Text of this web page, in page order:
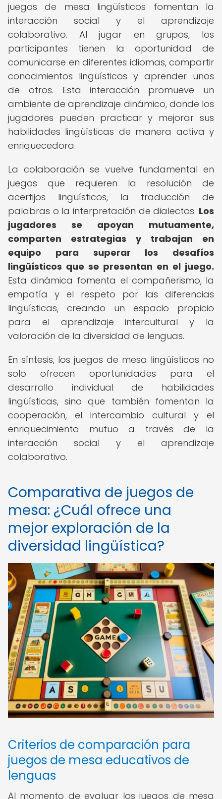
juegos de mesa lingüísticos fomentan la
interacción social y el aprendizaje
colaborativo. Al jugar en grupos, los
participantes tienen la oportunidad de
comunicarse en diferentes idiomas, compartir
conocimientos lingüísticos y aprender unos
de otros. Esta interacción promueve un
ambiente de aprendizaje dinámico, donde los
jugadores pueden practicar y mejorar sus
habilidades lingüísticas de manera activa y
enriquecedora.
La colaboración se vuelve fundamental en
juegos que requieren la resolución de
acertijos lingüísticos, la traducción de
palabras o la interpretación de dialectos. Los
jugadores se apoyan mutuamente,
comparten estrategias y trabajan en
equipo para superar los desafíos
lingüísticos que se presentan en el juego.
Esta dinámica fomenta el compañerismo, la
empatía y el respeto por las diferencias
lingüísticas, creando un espacio propicio
para el aprendizaje intercultural y la
valoración de la diversidad de lenguas.
En síntesis, los juegos de mesa lingüísticos no
solo ofrecen oportunidades para el
desarrollo individual de habilidades
lingüísticas, sino que también fomentan la
cooperación, el intercambio cultural y el
enriquecimiento mutuo a través de la
interacción social y el aprendizaje
colaborativo.
Comparativa de juegos de
mesa: ¿Cuál ofrece una
mejor exploración de la
diversidad lingüística?
Criterios de comparación para
juegos de mesa educativos de
lenguas
Al momento de evaluar los juegos de mesa